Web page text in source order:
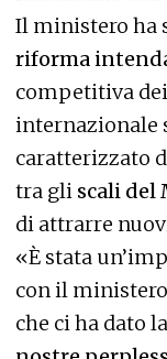
Il ministero ha
riforma
competitiva
internazionale
caratterizzato
tra gli scali del
di attrarre
«È stata
con il
che ci ha dato